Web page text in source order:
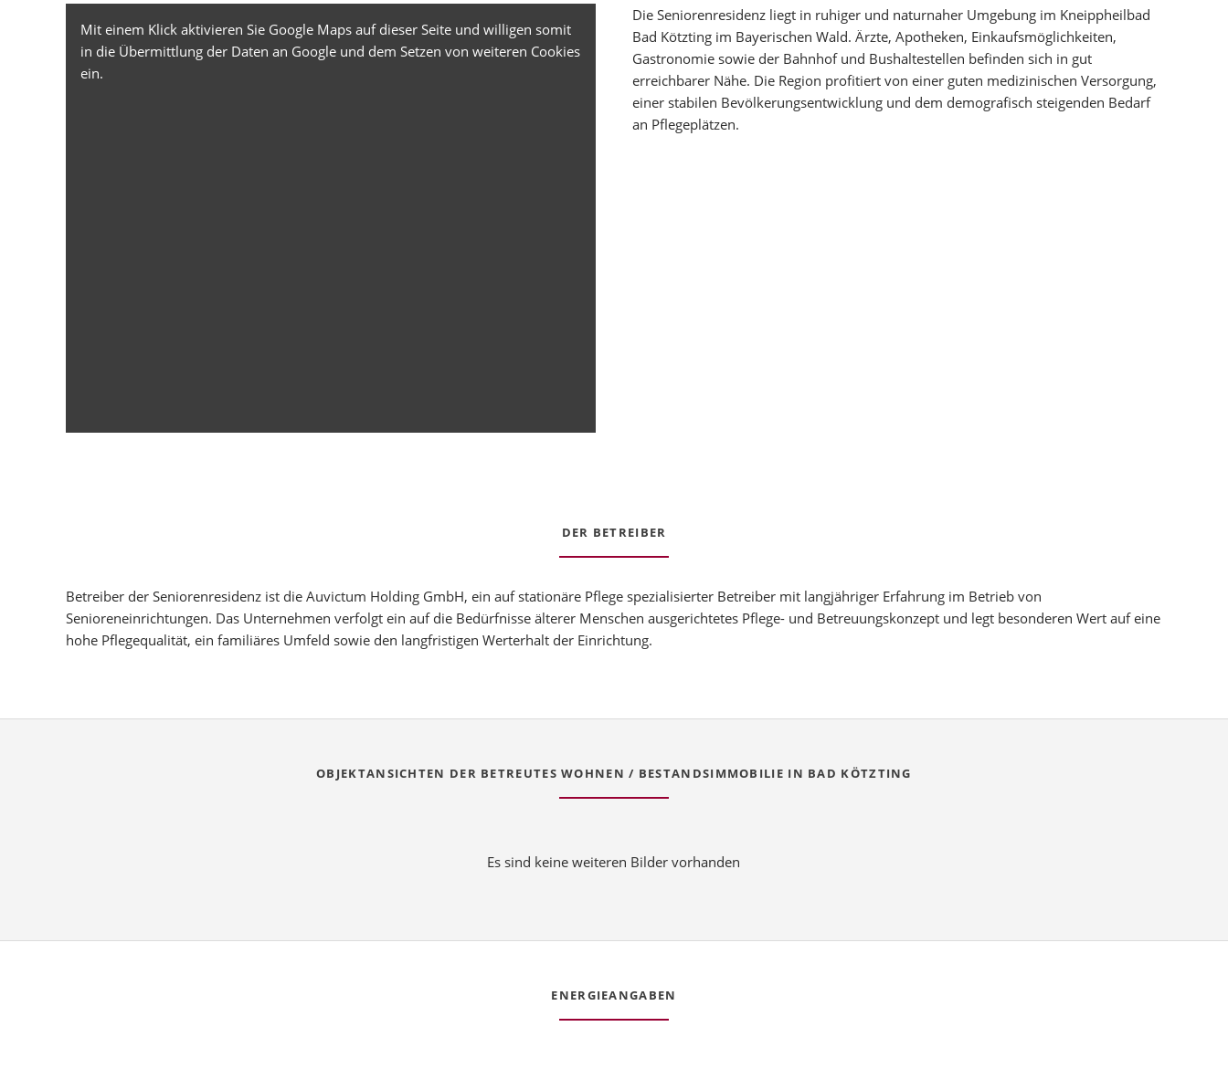
Mit einem Klick aktivieren Sie Google Maps auf dieser Seite und willigen somit
in die Übermittlung der Daten an Google und dem Setzen von weiteren Cookies
ein.
Die Seniorenresidenz liegt in ruhiger und naturnaher Umgebung im Kneippheilbad
Bad Kötzting im Bayerischen Wald. Ärzte, Apotheken, Einkaufsmöglichkeiten,
Gastronomie sowie der Bahnhof und Bushaltestellen befinden sich in gut
erreichbarer Nähe. Die Region profitiert von einer guten medizinischen Versorgung,
einer stabilen Bevölkerungsentwicklung und dem demografisch steigenden Bedarf
an Pflegeplätzen.
DER BETREIBER
Betreiber der Seniorenresidenz ist die Auvictum Holding GmbH, ein auf stationäre Pflege spezialisierter Betreiber mit langjähriger Erfahrung im Betrieb von
Senioreneinrichtungen. Das Unternehmen verfolgt ein auf die Bedürfnisse älterer Menschen ausgerichtetes Pflege- und Betreuungskonzept und legt besonderen Wert auf eine
hohe Pflegequalität, ein familiäres Umfeld sowie den langfristigen Werterhalt der Einrichtung.
OBJEKTANSICHTEN DER BETREUTES WOHNEN / BESTANDSIMMOBILIE IN BAD KÖTZTING
Es sind keine weiteren Bilder vorhanden
ENERGIEANGABEN